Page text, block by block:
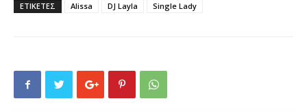
ΕΤΙΚΕΤΕΣ Alissa DJ Layla Single Lady